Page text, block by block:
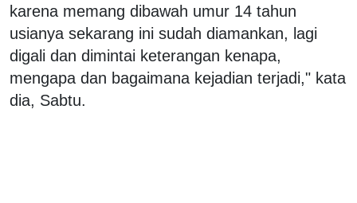
karena memang dibawah umur 14 tahun
usianya sekarang ini sudah diamankan, lagi
digali dan dimintai keterangan kenapa,
mengapa dan bagaimana kejadian terjadi," kata
dia, Sabtu.